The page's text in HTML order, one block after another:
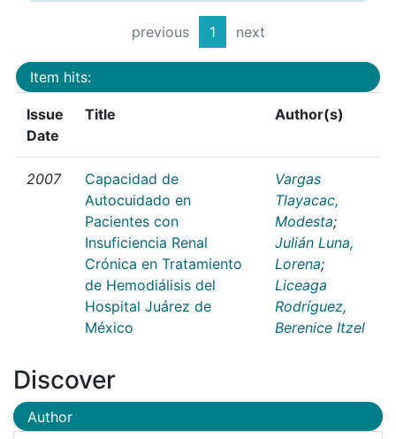
previous 1 next
Item hits:
Issue
Date
Title Author(s)
2007
Capacidad de
Autocuidado en
Pacientes con
Insuficiencia Renal
Crónica en Tratamiento
de Hemodiálisis del
Hospital Juárez de
México
Vargas
Tlayacac,
Modesta;
Julián Luna,
Lorena;
Liceaga
Rodríguez,
Berenice Itzel
Discover
Author